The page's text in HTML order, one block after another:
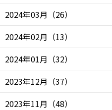
2024年03月 （26）
2024年02月 （13）
2024年01月 （32）
2023年12月 （37）
2023年11月 （48）